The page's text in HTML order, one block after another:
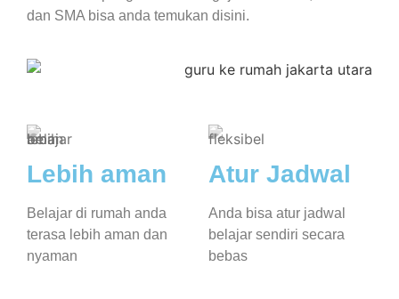
dan SMA bisa anda temukan disini.
Lebih aman
Belajar di rumah anda
terasa lebih aman dan
nyaman
Atur Jadwal
Anda bisa atur jadwal
belajar sendiri secara
bebas